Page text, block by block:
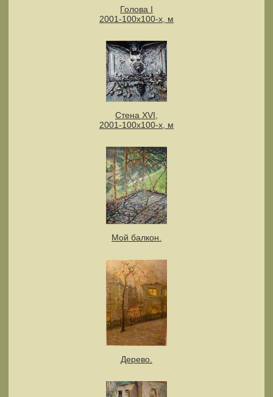
Голова I
2001-100x100-х, м
Стена XVI,
2001-100x100-х, м
Мой балкон.
Дерево.